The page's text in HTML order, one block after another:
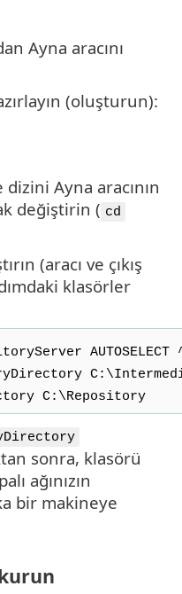
Ayna aracını
(oluşturun):
Ayna aracının
değiştirin ( cd
(aracı ve çıkış
klasörler
AUTOSELECT
C:\Repository
sonra, klasörü
ağınızın
bir makineye